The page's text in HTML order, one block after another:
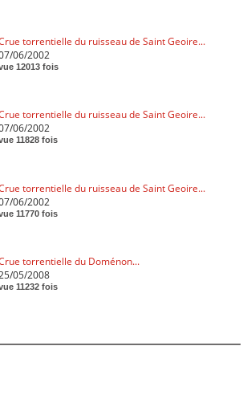
torrentielle du ruisseau de Saint Geoire...
06/2002
12013 fois
torrentielle du ruisseau de Saint Geoire...
06/2002
11828 fois
torrentielle du ruisseau de Saint Geoire...
06/2002
11770 fois
torrentielle du Doménon...
05/2008
11232 fois